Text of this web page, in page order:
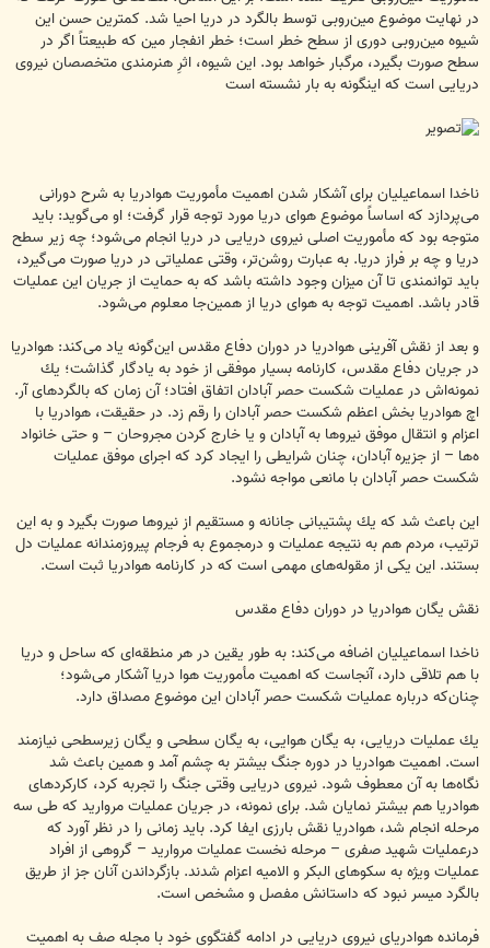
در نهایت موضوع مین‌روبی توسط بالگرد در دریا احیا شد. کمترین حسن این
شیوه مین‌روبی دوری از سطح خطر است؛ خطر انفجار مین كه طبیعتاً اگر در
سطح صورت بگیرد، مرگبار خواهد بود. این شیوه، اثرِ هنرمندی متخصصان نیروی
دریایی است كه اینگونه به بار نشسته است
ناخدا اسماعیلیان برای آشكار شدن اهمیت مأموریت هوادریا به شرح دورانی
می‌پردازد كه اساساً موضوع هوای دریا مورد توجه قرار گرفت؛ او می‌گوید: باید
متوجه بود كه مأموریت اصلی نیروی دریایی در دریا انجام می‌شود؛ چه زیر سطح
دریا و چه بر فراز دریا. به عبارت روشن‌تر، وقتی عملیاتی در دریا صورت می‌گیرد،
باید توانمندی تا آن میزان وجود داشته باشد كه به حمایت از جریان این عملیات
قادر باشد. اهمیت توجه به هوای دریا از همین‌جا معلوم می‌شود.
و بعد از نقش آفرینی هوادریا در دوران دفاع مقدس این‌گونه یاد می‌كند: هوادریا
در جریان دفاع مقدس، كارنامه بسیار موفقی از خود به یادگار گذاشت؛ یك
نمونه‌اش در عملیات شكست حصر آبادان اتفاق افتاد؛ آن زمان كه بالگردهای آر.
اچ هوادریا بخش اعظم شكست حصر آبادان را رقم زد. در حقیقت، هوادریا با
اعزام و انتقال موفق نیروها به آبادان و یا خارج كردن مجروحان – و حتی خانواد
ه‌ها – از جزیره آبادان، چنان شرایطی را ایجاد كرد كه اجرای موفق عملیات
شكست حصر آبادان با مانعی مواجه نشود.
این باعث شد كه یك پشتیبانی جانانه و مستقیم از نیروها صورت بگیرد و به این
ترتیب، مردم هم به نتیجه عملیات و درمجموع به فرجام پیروزمندانه عملیات دل
بستند. این یكی از مقوله‌های مهمی است كه در كارنامه هوادریا ثبت است.
نقش یگان هوادریا در دوران دفاع مقدس
ناخدا اسماعیلیان اضافه می‌كند: به طور یقین در هر منطقه‌ای كه ساحل و دریا
با هم تلاقی دارد، آنجاست كه اهمیت مأموریت هوا دریا آشكار می‌شود؛
چنان‌كه درباره عملیات شكست حصر آبادان این موضوع مصداق دارد.
یك عملیات دریایی، به یگان هوایی، به یگان سطحی و یگان زیرسطحی نیازمند
است. اهمیت هوادریا در دوره جنگ بیشتر به چشم آمد و همین باعث شد
نگاه‌ها به آن معطوف شود. نیروی دریایی وقتی جنگ را تجربه كرد، كاركردهای
هوادریا هم بیشتر نمایان شد. برای نمونه، در جریان عملیات مروارید كه طی سه
مرحله انجام شد، هوادریا نقش بارزی ایفا كرد. باید زمانی را در نظر آورد كه
درعملیات شهید صفری – مرحله نخست عملیات مروارید – گروهی از افراد
عملیات ویژه به سكوهای البكر و الامیه اعزام شدند. بازگرداندن آنان جز از طریق
بالگرد میسر نبود كه داستانش مفصل و مشخص است.
فرمانده هوادریای نیروی دریایی در ادامه گفتگوی خود با مجله صف به اهمیت